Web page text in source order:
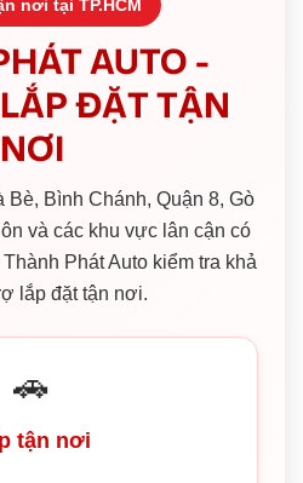
nơi tại TP.HCM
AUTO -
ĐẶT TẬN
NƠI
Bè, Bình Chánh, Quận 8, Gò
và các khu vực lân cận có
Phát Auto kiểm tra khả
lắp đặt tận nơi.
🚗
tận nơi